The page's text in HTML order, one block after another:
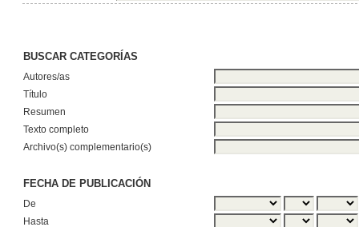
BUSCAR CATEGORÍAS
Autores/as
Título
Resumen
Texto completo
Archivo(s) complementario(s)
FECHA DE PUBLICACIÓN
De
Hasta